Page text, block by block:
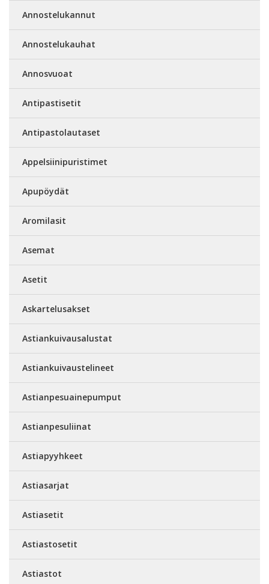
Annostelukannut
Annostelukauhat
Annosvuoat
Antipastisetit
Antipastolautaset
Appelsiinipuristimet
Apupöydät
Aromilasit
Asemat
Asetit
Askartelusakset
Astiankuivausalustat
Astiankuivaustelineet
Astianpesuainepumput
Astianpesuliinat
Astiapyyhkeet
Astiasarjat
Astiasetit
Astiastosetit
Astiastot